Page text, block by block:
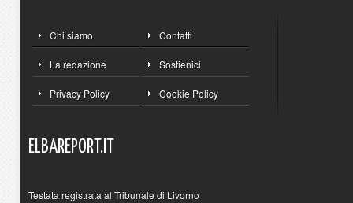
Chi siamo Contatti
La redazione Sostienici
Privacy Policy Cookie Policy
ELBAREPORT.IT
Testata registrata al Tribunale di Livorno